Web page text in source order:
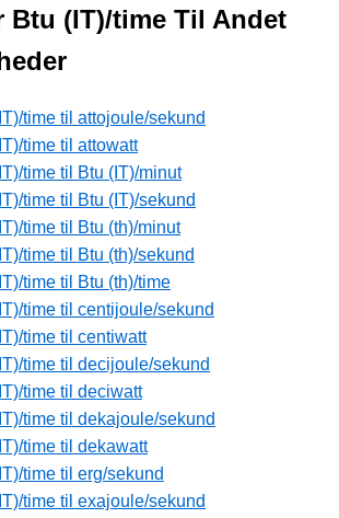
Btu (IT)/time Til Andet
time til attojoule/sekund
time til attowatt
time til Btu (IT)/minut
time til Btu (IT)/sekund
time til Btu (th)/minut
time til Btu (th)/sekund
time til Btu (th)/time
time til centijoule/sekund
time til centiwatt
time til decijoule/sekund
time til deciwatt
time til dekajoule/sekund
time til dekawatt
time til erg/sekund
time til exajoule/sekund